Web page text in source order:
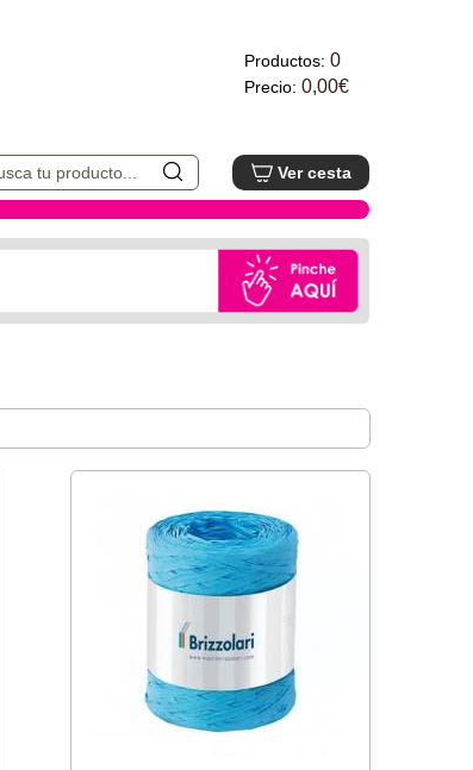
Productos: 0
Precio: 0,00€
Ver cesta